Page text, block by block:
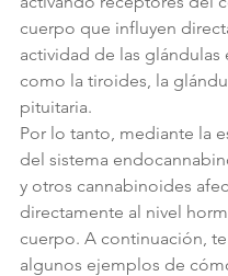
cuerpo que influyen
actividad de las glándulas
como la tiroides, la
pituitaria.
Por lo tanto, mediante la
del sistema
y otros cannabinoides
directamente al nivel
cuerpo. A continuación,
algunos ejemplos de